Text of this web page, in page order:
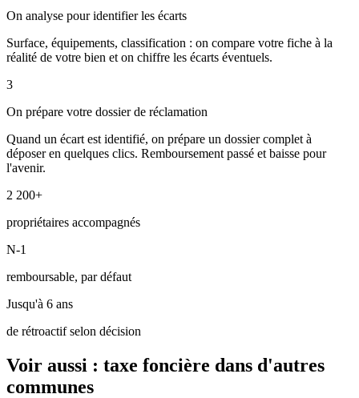
On analyse pour identifier les écarts
Surface, équipements, classification : on compare votre fiche à la
réalité de votre bien et on chiffre les écarts éventuels.
3
On prépare votre dossier de réclamation
Quand un écart est identifié, on prépare un dossier complet à
déposer en quelques clics. Remboursement passé et baisse pour
l'avenir.
2 200+
propriétaires accompagnés
N-1
remboursable, par défaut
Jusqu'à 6 ans
de rétroactif selon décision
Voir aussi : taxe foncière dans d'autres
communes